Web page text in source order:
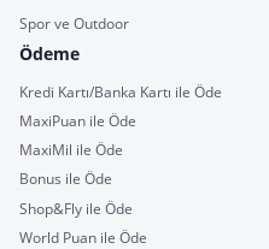
Spor ve Outdoor
Ödeme
Kredi Kartı/Banka Kartı ile Öde
MaxiPuan ile Öde
MaxiMil ile Öde
Bonus ile Öde
Shop&Fly ile Öde
World Puan ile Öde